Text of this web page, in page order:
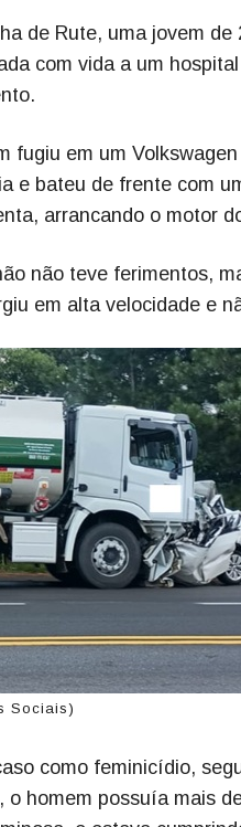
de Rute, uma jovem
com vida a um
fugiu em um
e bateu de frente com
arrancando o motor
não teve ferimentos,
em alta velocidade e
Sociais)
como feminicídio,
o homem possuía mais